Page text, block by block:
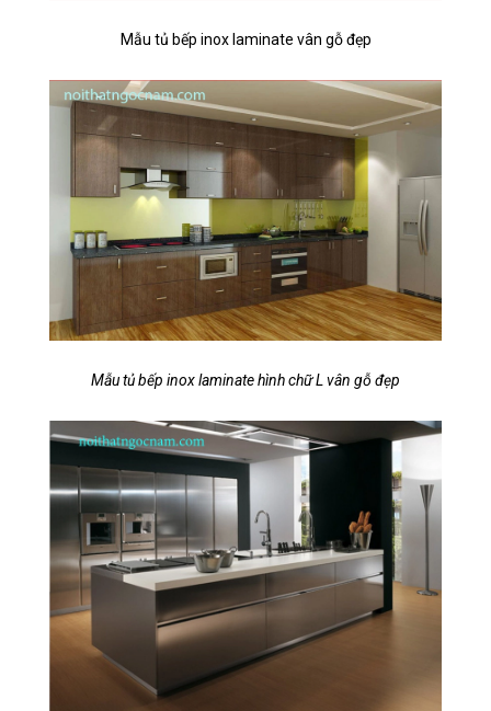
Mẫu tủ bếp inox laminate vân gỗ đẹp
Mẫu tủ bếp inox laminate hình chữ L vân gỗ đẹp